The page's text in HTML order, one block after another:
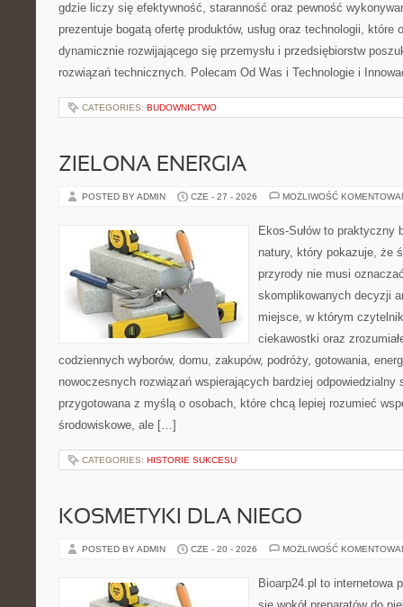
gdzie liczy się efektywność, staranność oraz pewność
prezentuje bogatą ofertę produktów, usług oraz technologii, które
dynamicznie rozwijającego się przemysłu i przedsiębiorstw
rozwiązań technicznych. Polecam Od Was i Technologie i
CATEGORIES: BUDOWNICTWO
ZIELONA ENERGIA
POSTED BY ADMIN CZE - 27 - 2026 MOŻLIWOŚĆ
Ekos-Sułów to praktyczny
natury, który pokazuje, że
przyrody nie musi
skomplikowanych decyzji
miejsce, w którym
ciekawostki oraz
codziennych wyborów, domu, zakupów, podróży, gotowania,
nowoczesnych rozwiązań wspierających bardziej odpowiedzialny
przygotowana z myślą o osobach, które chcą lepiej rozumieć
środowiskowe, ale […]
CATEGORIES: HISTORIE SUKCESU
KOSMETYKI DLA NIEGO
POSTED BY ADMIN CZE - 20 - 2026 MOŻLIWOŚĆ
Bioarp24.pl to internetowa